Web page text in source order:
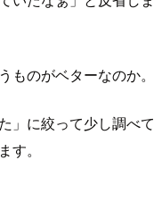
のがベターなのか。
」に絞って少し調べて
。